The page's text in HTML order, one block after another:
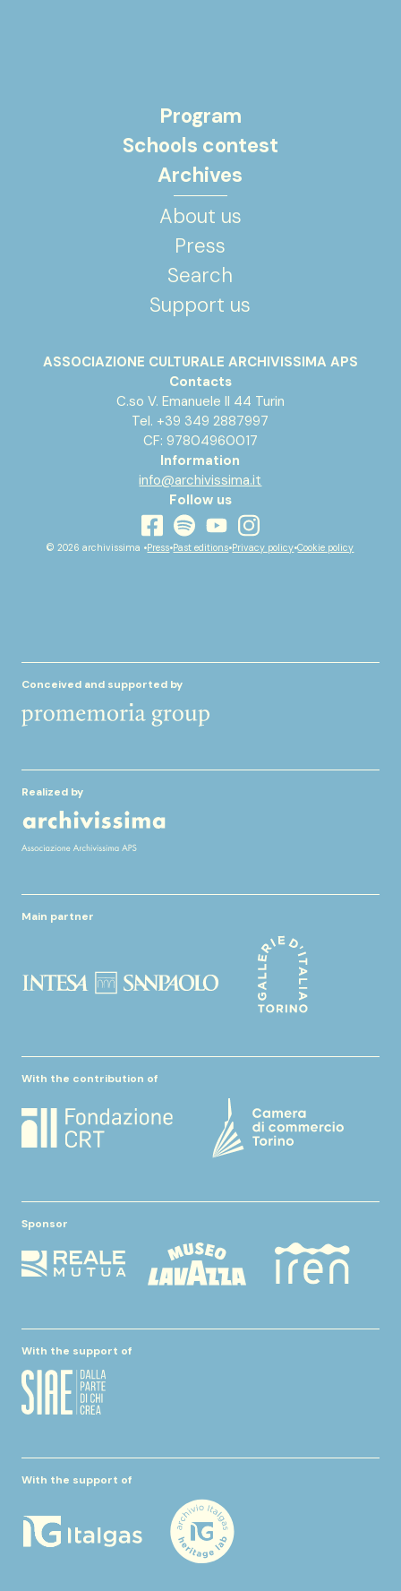
Program
Schools contest
Archives
About us
Press
Search
Support us
ASSOCIAZIONE CULTURALE ARCHIVISSIMA APS
Contacts
C.so V. Emanuele II 44 Turin
Tel. +39 349 2887997
CF: 97804960017
Information
info@archivissima.it
Follow us
facebook
spotifyyoutubeinstagram
© 2026 archivissima •Press•Past editions•Privacy policy•Cookie policy
Conceived and supported by
Realized by
Main partner
With the contribution of
Sponsor
With the support of
With the support of